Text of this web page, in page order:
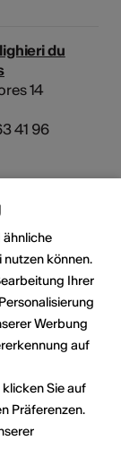
du
14
41 96
ähnliche
nutzen können.
Ihrer
Werbung
auf
Sie auf
Präferenzen.